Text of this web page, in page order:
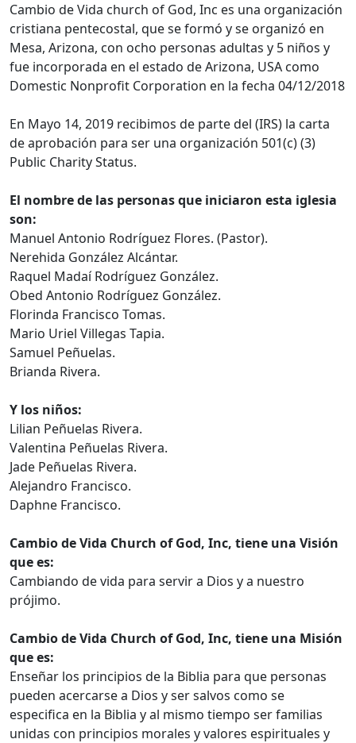
Cambio de Vida church of God, Inc es una organización
cristiana pentecostal, que se formó y se organizó en
Mesa, Arizona, con ocho personas adultas y 5 niños y
fue incorporada en el estado de Arizona, USA como
Domestic Nonprofit Corporation en la fecha 04/12/2018
En Mayo 14, 2019 recibimos de parte del (IRS) la carta
de aprobación para ser una organización 501(c) (3)
Public Charity Status.
El nombre de las personas que iniciaron esta iglesia
son:
Manuel Antonio Rodríguez Flores. (Pastor).
Nerehida González Alcántar.
Raquel Madaí Rodríguez González.
Obed Antonio Rodríguez González.
Florinda Francisco Tomas.
Mario Uriel Villegas Tapia.
Samuel Peñuelas.
Brianda Rivera.
Y los niños:
Lilian Peñuelas Rivera.
Valentina Peñuelas Rivera.
Jade Peñuelas Rivera.
Alejandro Francisco.
Daphne Francisco.
Cambio de Vida Church of God, Inc, tiene una Visión
que es:
Cambiando de vida para servir a Dios y a nuestro
prójimo.
Cambio de Vida Church of God, Inc, tiene una Misión
que es:
Enseñar los principios de la Biblia para que personas
pueden acercarse a Dios y ser salvos como se
especifica en la Biblia y al mismo tiempo ser familias
unidas con principios morales y valores espirituales y